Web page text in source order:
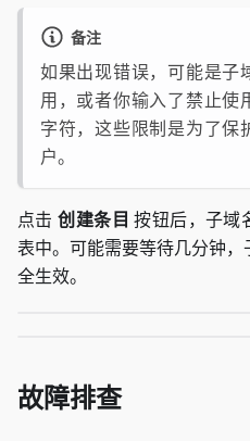
备注
如果出现错误，可能是子
用，或者你输入了禁止使
字符，这些限制是为了保
户。
点击创建条目 按钮后，子域
表中。可能需要等待几分钟，
全生效。
故障排查